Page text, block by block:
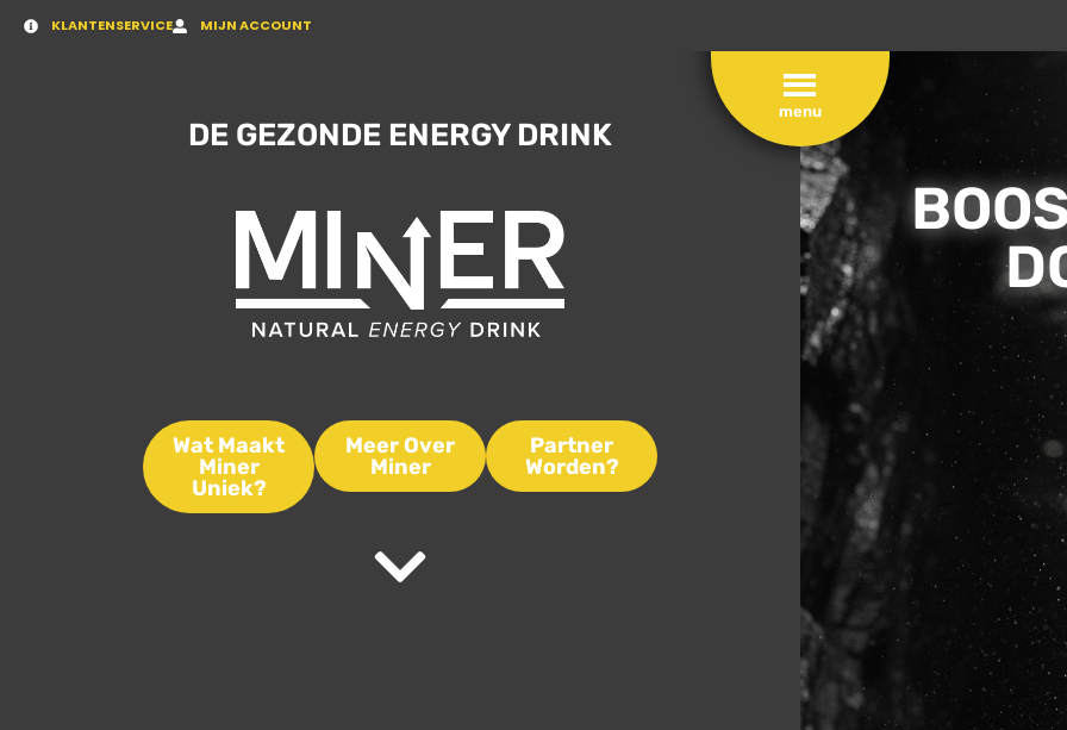
KLANTENSERVICE MIJN ACCOUNT
DE GEZONDE ENERGY DRINK
Wat Maakt
Miner
Uniek?
Meer Over
Miner
Partner
Worden?